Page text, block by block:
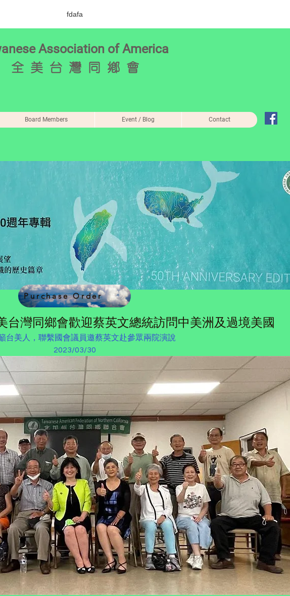
fdafa
Association of America
全 美 台 灣 同 鄉 會
Board Members Event / Blog Contact
Purchase Order
台灣同鄉會歡迎蔡英文總統訪問中美洲及過境美國
台美人，聯繫國會議員邀蔡英文赴參眾兩院演說
2023/03/30